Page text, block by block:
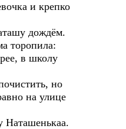
и крепко
дождём.
торопила:
в школу
но
на улице
Наташенькаа.